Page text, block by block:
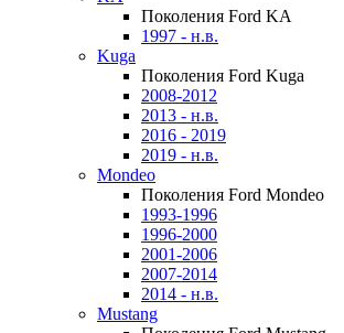
Поколения Ford KA
1997 - н.в.
Kuga
Поколения Ford Kuga
2008-2012
2013 - н.в.
2016 - 2019
2019 - н.в.
Mondeo
Поколения Ford Mondeo
1993-1996
1996-2000
2001-2006
2007-2014
2014 - н.в.
Mustang